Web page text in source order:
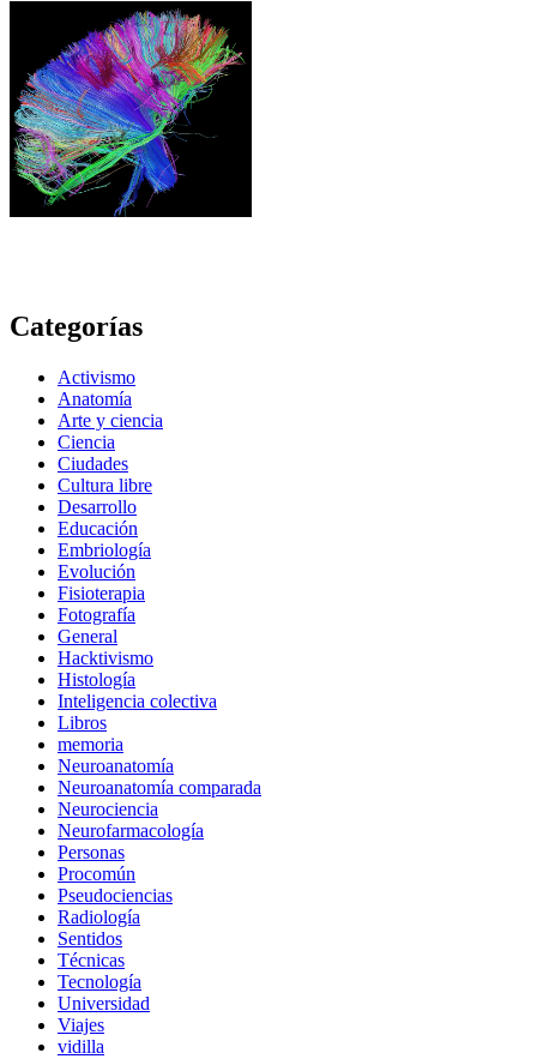
Categorías
Activismo
Anatomía
Arte y ciencia
Ciencia
Ciudades
Cultura libre
Desarrollo
Educación
Embriología
Evolución
Fisioterapia
Fotografía
General
Hacktivismo
Histología
Inteligencia colectiva
Libros
memoria
Neuroanatomía
Neuroanatomía comparada
Neurociencia
Neurofarmacología
Personas
Procomún
Pseudociencias
Radiología
Sentidos
Técnicas
Tecnología
Universidad
Viajes
vidilla